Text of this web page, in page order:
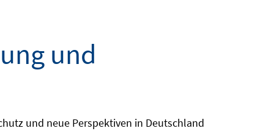
und
und neue Perspektiven in Deutschland